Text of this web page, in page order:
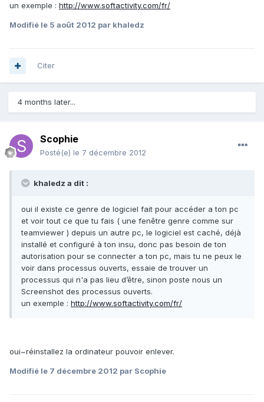
un exemple : http://www.softactivity.com/fr/
Modifié le 5 août 2012 par khaledz
Citer
4 months later...
Scophie
Posté(e) le 7 décembre 2012
khaledz a dit :
oui il existe ce genre de logiciel fait pour accéder a ton pc
et voir tout ce que tu fais ( une fenêtre genre comme sur
teamviewer ) depuis un autre pc, le logiciel est caché, déjà
installé et configuré à ton insu, donc pas besoin de ton
autorisation pour se connecter a ton pc, mais tu ne peux le
voir dans processus ouverts, essaie de trouver un
processus qui n'a pas lieu d’être, sinon poste nous un
Screenshot des processus ouverts.
un exemple : http://www.softactivity.com/fr/
oui~réinstallez la ordinateur pouvoir enlever.
Modifié le 7 décembre 2012 par Scophie